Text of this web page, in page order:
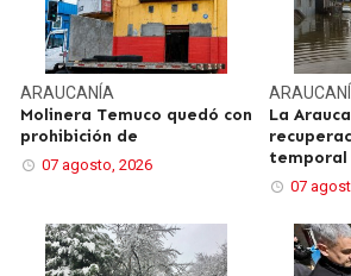
ARAUCANÍA
Molinera Temuco quedó con
prohibición de
07 agosto, 2026
La
temporal
07